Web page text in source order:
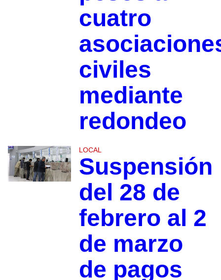
cuatro
civiles
mediante
redondeo
LOCAL
Suspensión
del 28 de
febrero al 2
de marzo
de pagos